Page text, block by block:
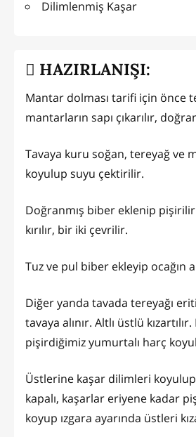
Dilimlenmiş Kaşar
HAZIRLANIŞI:
Mantar dolması tarifi için önce
mantarların sapı çıkarılır,
Tavaya kuru soğan, tereyağ ve
koyulup suyu çektirilir.
Doğranmış biber eklenip
kırılır, bir iki çevrilir.
Tuz ve pul biber ekleyip ocağın
Diğer yanda tavada tereyağı
tavaya alınır. Altlı üstlü
pişirdiğimiz yumurtalı harç
Üstlerine kaşar dilimleri
kapalı, kaşarlar eriyene kadar
koyup ızgara ayarında üstleri